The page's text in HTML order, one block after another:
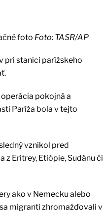
foto Foto: TASR/AP
pri stanici parížskeho
pokojná a
Paríža bola v tejto
vznikol pred
Eritrey, Etiópie, Sudánu či
ako v Nemecku alebo
migranti zhromažďovali v